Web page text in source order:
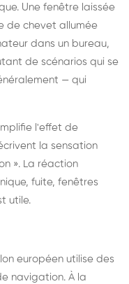
Une fenêtre laissée
de chevet allumée
dans un bureau,
de scénarios qui se
— qui
l'effet de
la sensation
». La réaction
fuite, fenêtres
utile.
européen utilise des
navigation. À la